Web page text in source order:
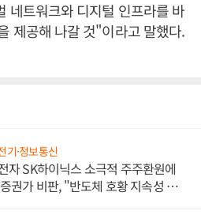
네트워크와 디지털 인프라를 바
제공해 나갈 것"이라고 말했다.
기·정보통신
자 SK하이닉스 소극적 주주환원에
권가 비판, "반도체 호황 지속성 의